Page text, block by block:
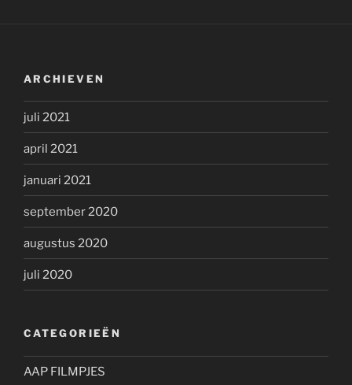
ARCHIEVEN
juli 2021
april 2021
januari 2021
september 2020
augustus 2020
juli 2020
CATEGORIEËN
AAP FILMPJES